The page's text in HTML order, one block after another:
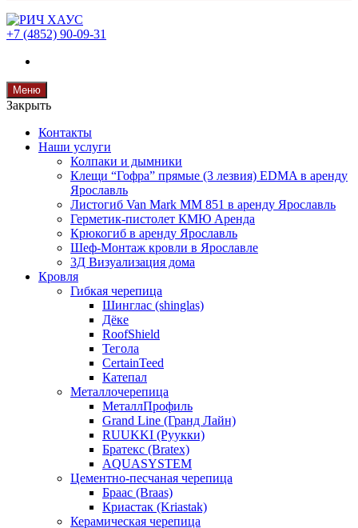
+7 (4852) 90-09-31
Меню
Закрыть
Контакты
Наши услуги
Колпаки и дымники
Клещи “Гофра” прямые (3 лезвия) EDMA в аренду
Ярославль
Листогиб Van Mark MM 851 в аренду Ярославль
Герметик-пистолет КМЮ Аренда
Крюкогиб в аренду Ярославль
Шеф-Монтаж кровли в Ярославле
3Д Визуализация дома
Кровля
Гибкая черепица
Шинглас (shinglas)
Дёке
RoofShield
Тегола
CertainTeed
Катепал
Металлочерепица
МеталлПрофиль
Grand Line (Гранд Лайн)
RUUKKI (Руукки)
Братекс (Bratex)
AQUASYSTEM
Цементно-песчаная черепица
Браас (Braas)
Криастак (Kriastak)
Керамическая черепица